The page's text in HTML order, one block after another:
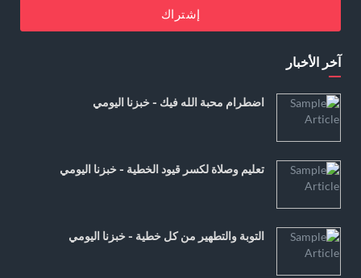
إشتراك
آخر الأخبار
اضطرام محبة الله فيك - خبزنا اليومي
تعليم وصلاة لكسر قيود الخطية - خبزنا اليومي
التوبة والتطهير من كل خطية - خبزنا اليومي